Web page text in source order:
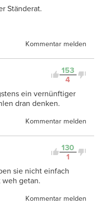
Ständerat.
Kommentar melden
153
4
ein vernünftiger
dran denken.
Kommentar melden
130
1
sie nicht einfach
weh getan.
Kommentar melden